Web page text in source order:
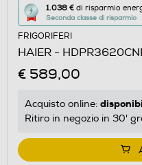
1.038 € di risparmio
Seconda classe di risparmio
Questa
azione
aprirà
il
Calcolatore
risparmio
energetico
di
Youreko.
FRIGORIFERI
HAIER -
€ 589,00
Acquisto online:
Ritiro in negozio in 30'